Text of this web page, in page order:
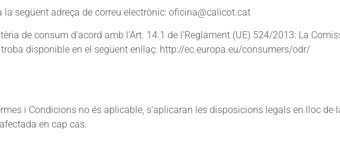
la següent adreça de correu electrònic: oficina@calicot.cat
de consum d’acord amb l’Art. 14.1 de l’Reglament (UE) 524/2013: La
disponible en el següent enllaç: http://ec.europa.eu/consumers/odr/
i Condicions no és aplicable, s’aplicaran les disposicions legals en lloc
en cap cas.